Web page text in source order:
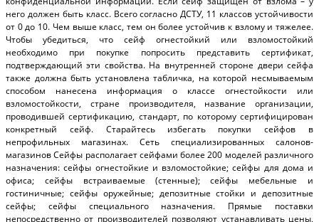
него должен быть класс. Всего согласно ДСТУ, 11 классов устойчивости
от 0 до 10. Чем выше класс, тем он более устойчив к взлому и тяжелее.
Чтобы убедиться, что сейф огнестойкий или взломостойкий
необходимо при покупке попросить представить сертификат,
подтверждающий эти свойства. На внутренней стороне двери сейфа
также должна быть установлена табличка, на которой несмываемым
способом нанесена информация о классе огнестойкости или
взломостойкости, стране производителя, название организации,
проводившей сертификацию, стандарт, по которому сертифицирован
конкретный сейф. Старайтесь избегать покупки сейфов в
непрофильных магазинах. Сеть специализированных салонов-
магазинов Сейфы располагает сейфами более 200 моделей различного
назначения: сейфы огнестойкие и взломостойкие; сейфы для дома и
офиса; сейфы встраиваемые (стенные); сейфы мебельные и
гостиничные; сейфы оружейные; депозитные стойки и депозитные
сейфы; сейфы специального назначения. Прямые поставки
непосредственно от производителей позволяют устанавливать цены,